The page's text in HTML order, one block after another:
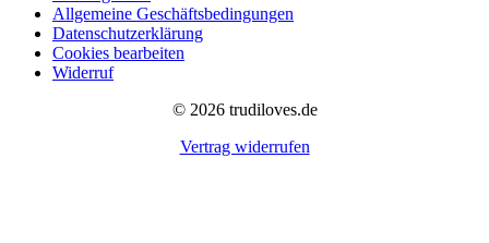
Allgemeine Geschäftsbedingungen
Datenschutzerklärung
Cookies bearbeiten
Widerruf
© 2026 trudiloves.de
Vertrag widerrufen